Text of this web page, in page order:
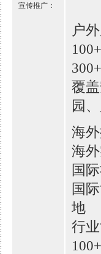
宣传推广：
户
覆
园
海
海
国
国
地
行